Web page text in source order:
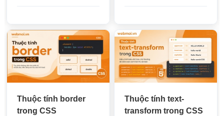
Thuộc tính border
trong CSS
Thuộc tính text-
transform trong CSS